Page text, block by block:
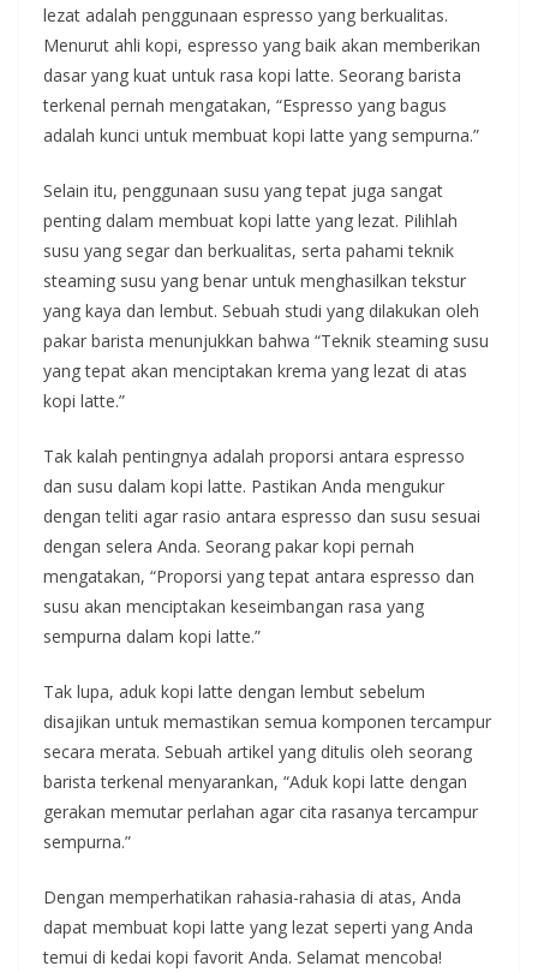
lezat adalah penggunaan espresso yang berkualitas.
Menurut ahli kopi, espresso yang baik akan memberikan
dasar yang kuat untuk rasa kopi latte. Seorang barista
terkenal pernah mengatakan, “Espresso yang bagus
adalah kunci untuk membuat kopi latte yang sempurna.”
Selain itu, penggunaan susu yang tepat juga sangat
penting dalam membuat kopi latte yang lezat. Pilihlah
susu yang segar dan berkualitas, serta pahami teknik
steaming susu yang benar untuk menghasilkan tekstur
yang kaya dan lembut. Sebuah studi yang dilakukan oleh
pakar barista menunjukkan bahwa “Teknik steaming susu
yang tepat akan menciptakan krema yang lezat di atas
kopi latte.”
Tak kalah pentingnya adalah proporsi antara espresso
dan susu dalam kopi latte. Pastikan Anda mengukur
dengan teliti agar rasio antara espresso dan susu sesuai
dengan selera Anda. Seorang pakar kopi pernah
mengatakan, “Proporsi yang tepat antara espresso dan
susu akan menciptakan keseimbangan rasa yang
sempurna dalam kopi latte.”
Tak lupa, aduk kopi latte dengan lembut sebelum
disajikan untuk memastikan semua komponen tercampur
secara merata. Sebuah artikel yang ditulis oleh seorang
barista terkenal menyarankan, “Aduk kopi latte dengan
gerakan memutar perlahan agar cita rasanya tercampur
sempurna.”
Dengan memperhatikan rahasia-rahasia di atas, Anda
dapat membuat kopi latte yang lezat seperti yang Anda
temui di kedai kopi favorit Anda. Selamat mencoba!